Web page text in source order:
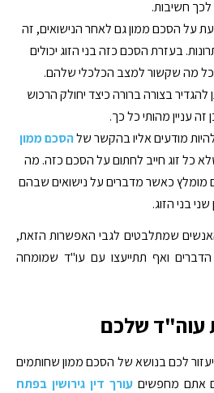
חשיבות.
על הסכם ממון גם לאחר הנישואים, זה
בעזרת הסכם כזה בני הזוג יכולים
מה שקשור למצב הכלכלי שלהם.
בצורה ברורה כיצד יחולק הרכוש
עניין מהותי כל כך.
מודעים אליו בהקשר שלהסכם ממון
כל זוג חייב לחתום על הסכם כזה. מה
כאשר מדברים על נישואים שבהם
בני הזוג.
שמתלבטים לגבי האפשרות הזאת,
ואף תתייעצו עם עו"ד שמומחה
עוה"ד שלכם
לכם בנושא של הסכם ממון שחותמים
אם אתם מחפשיםעורך דין גירושין בפתח